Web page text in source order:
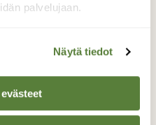
palvelujaan.
Näytä tiedot
ruokailua